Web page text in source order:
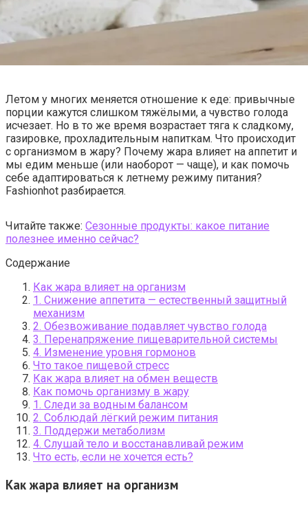
Летом у многих меняется отношение к еде: привычные
порции кажутся слишком тяжёлыми, а чувство голода
исчезает. Но в то же время возрастает тяга к сладкому,
газировке, прохладительным напиткам. Что происходит
с организмом в жару? Почему жара влияет на аппетит и
мы едим меньше (или наоборот — чаще), и как помочь
себе адаптироваться к летнему режиму питания?
Fashionhot разбирается.
Читайте также: Сезонные продукты: какое питание
полезнее именно сейчас?
Содержание
Как жара влияет на организм
1. Снижение аппетита — естественный защитный
механизм
2. Обезвоживание подавляет чувство голода
3. Перенапряжение пищеварительной системы
4. Изменение уровня гормонов
Что такое пищевой стресс
Как жара влияет на обмен веществ
Как помочь организму в жару
1. Следи за водным балансом
2. Соблюдай лёгкий режим питания
3. Поддержи метаболизм
4. Слушай тело и восстанавливай режим
Что есть, если не хочется есть?
Как жара влияет на организм